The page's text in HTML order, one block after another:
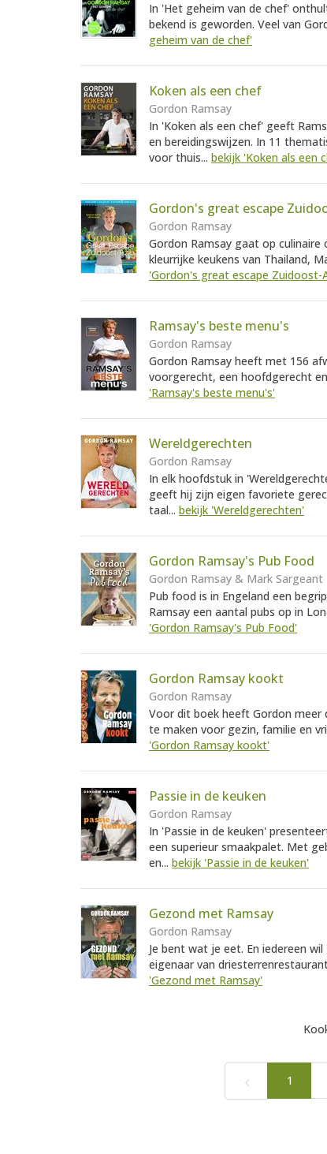
In 'Het geheim van de chef'
bekend is geworden. Veel van
geheim van de chef'
Koken als een chef
Gordon Ramsay
In 'Koken als een chef' geeft
en bereidingswijzen. In 11
voor thuis... bekijk 'Koken als een
Gordon's great escape
Gordon Ramsay
Gordon Ramsay gaat op
kleurrijke keukens van Thailand,
'Gordon's great escape Zuidoost-
Ramsay's beste menu's
Gordon Ramsay
Gordon Ramsay heeft met 156
voorgerecht, een hoofdgerecht
'Ramsay's beste menu's'
Wereldgerechten
Gordon Ramsay
In elk hoofdstuk in
geeft hij zijn eigen favoriete
taal... bekijk 'Wereldgerechten'
Gordon Ramsay's Pub Food
Gordon Ramsay & Mark Sargeant
Pub food is in Engeland een
Ramsay een aantal pubs op in
'Gordon Ramsay's Pub Food'
Gordon Ramsay kookt
Gordon Ramsay
Voor dit boek heeft Gordon meer
te maken voor gezin, familie en
'Gordon Ramsay kookt'
Passie in de keuken
Gordon Ramsay
In 'Passie in de keuken'
een superieur smaakpalet. Met
en... bekijk 'Passie in de keuken'
Gezond met Ramsay
Gordon Ramsay
Je bent wat je eet. En iedereen
eigenaar van
'Gezond met Ramsay'
‹ 1